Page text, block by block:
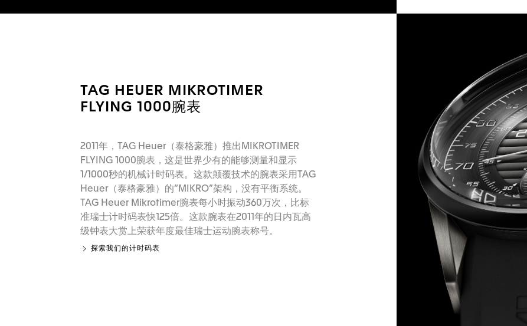
TAG HEUER MIKROTIMER
FLYING 1000腕表
2011年，TAG Heuer（泰格豪雅）推出MIKROTIMER
FLYING 1000腕表，这是世界少有的能够测量和显示
1/1000秒的机械计时码表。这款颠覆技术的腕表采用TAG
Heuer（泰格豪雅）的“MIKRO”架构，没有平衡系统。
TAG Heuer Mikrotimer腕表每小时振动360万次，比标
准瑞士计时码表快125倍。这款腕表在2011年的日内瓦高
级钟表大赏上荣获年度最佳瑞士运动腕表称号。
探索我们的计时码表